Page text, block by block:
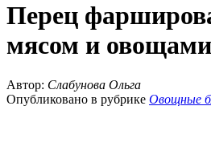
Перец
мясом и овощами
Автор: Слабунова Ольга
Опубликовано в рубрике Овощные